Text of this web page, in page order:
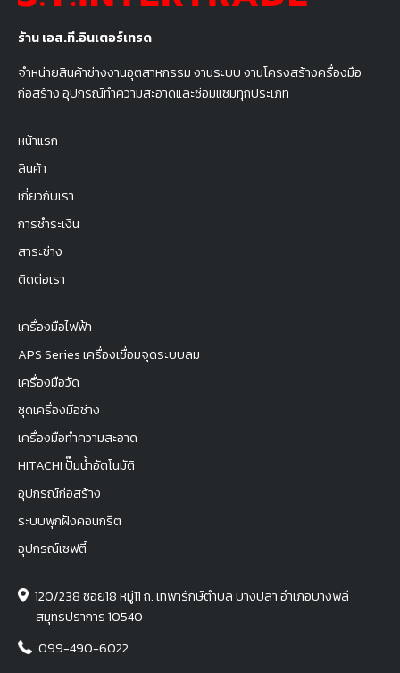
ร้าน เอส.ที.อินเตอร์เทรด
จำหน่ายสินค้าช่างงานอุตสาหกรรม งานระบบ งานโครงสร้างครื่องมือ
ก่อสร้าง อุปกรณ์ทำความสะอาดและซ่อมแซมทุกประเภท
หน้าแรก
สินค้า
เกี่ยวกับเรา
การชำระเงิน
สาระช่าง
ติดต่อเรา
เครื่องมือไฟฟ้า
APS Series เครื่องเชื่อมจุดระบบลม
เครื่องมือวัด
ชุดเครื่องมือช่าง
เครื่องมือทำความสะอาด
HITACHI ปั๊มน้ำอัตโนมัติ
อุปกรณ์ก่อสร้าง
ระบบพุกฝังคอนกรีต
อุปกรณ์เซฟตี้
120/238 ซอย18 หมู่11 ถ. เทพารักษ์ตำบล บางปลา อำเภอบางพลี
สมุทรปราการ 10540
099-490-6022